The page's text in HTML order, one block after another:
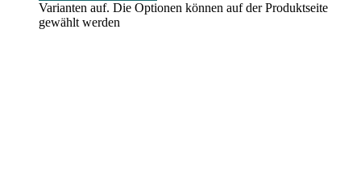
Varianten auf. Die Optionen können auf der Produktseite
gewählt werden